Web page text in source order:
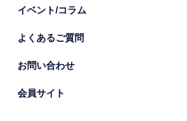
イベント/コラム
よくあるご質問
お問い合わせ
会員サイト